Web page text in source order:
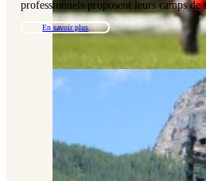
professionnels proposent leurs camps
En savoir plus